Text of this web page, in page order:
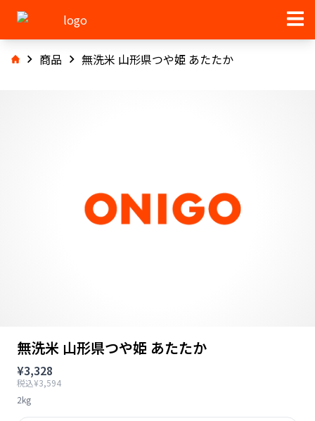
商品 無洗米 山形県つや姫 あたたか
無洗米 山形県つや姫 あたたか
¥3,328
税込¥3,594
2kg